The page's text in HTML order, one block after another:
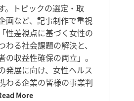
。トピックの選定・取
画など、記事制作で重視
性差視点に基づく女性の
る社会課題の解決と、
の収益性確保の両立」。
発展に向け、女性ヘルス
わる企業の皆様の事業判
More